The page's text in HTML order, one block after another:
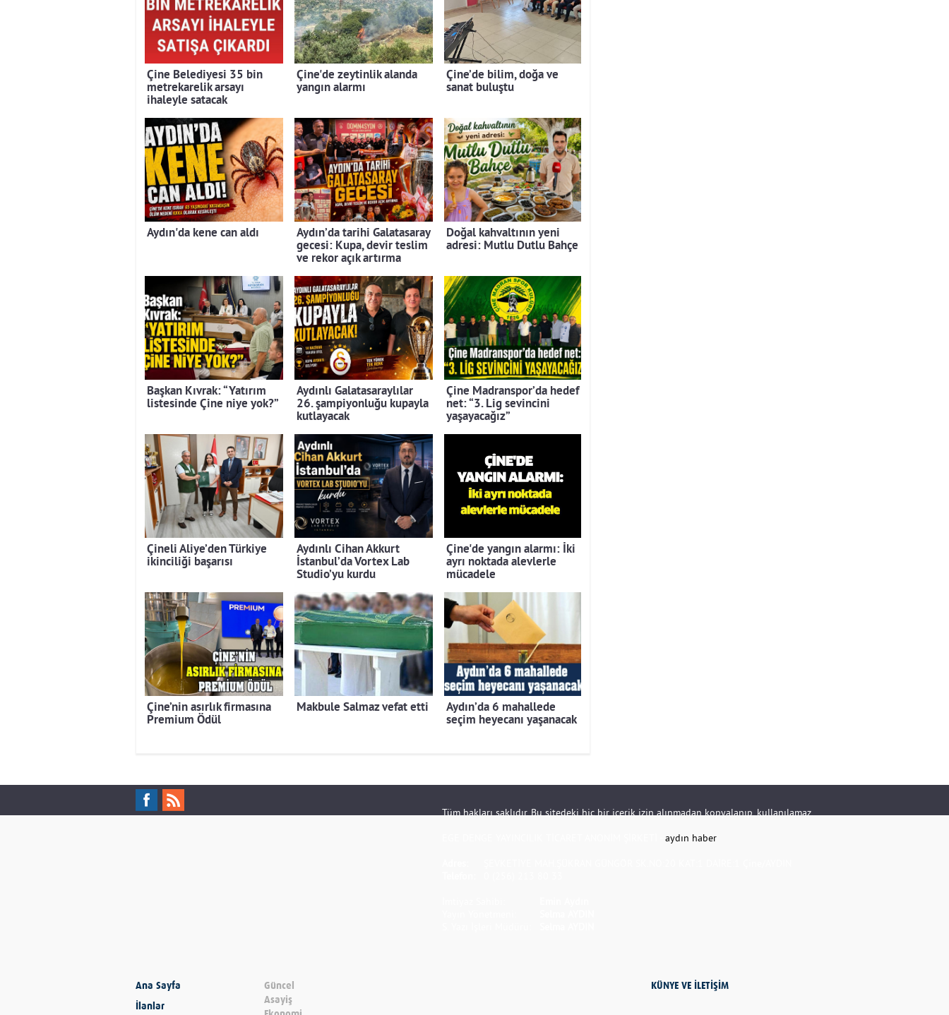
Çine Belediyesi 35 bin
metrekarelik arsayı
ihaleyle satacak
Çine'de zeytinlik alanda
yangın alarmı
Çine’de bilim, doğa ve
sanat buluştu
Aydın'da kene can aldı
Aydın’da tarihi Galatasaray
gecesi: Kupa, devir teslim
ve rekor açık artırma
Doğal kahvaltının yeni
adresi: Mutlu Dutlu Bahçe
Başkan Kıvrak: “Yatırım
listesinde Çine niye yok?”
Aydınlı Galatasaraylılar
26. şampiyonluğu kupayla
kutlayacak
Çine Madranspor’da hedef
net: “3. Lig sevincini
yaşayacağız”
Çineli Aliye’den Türkiye
ikinciliği başarısı
Aydınlı Cihan Akkurt
İstanbul’da Vortex Lab
Studio’yu kurdu
Çine'de yangın alarmı: İki
ayrı noktada alevlerle
mücadele
Çine’nin asırlık firmasına
Premium Ödül
Makbule Salmaz vefat etti
Aydın’da 6 mahallede
seçim heyecanı yaşanacak
Tüm hakları saklıdır. Bu sitedeki hiç bir içerik izin alınmadan kopyalanıp, kullanılamaz.
aydın haber
Ana Sayfa
İlanlar
Güncel
Asayiş
KÜNYE VE İLETİŞİM